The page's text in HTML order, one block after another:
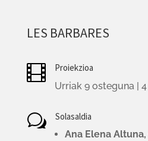
LES BARBARES

Proiekzioa
Urriak 9 osteguna |
w
Solasaldia
Ana Elena Altuna,